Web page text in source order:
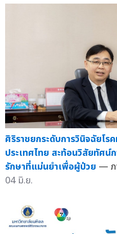
ศิริราชยกระดับการวินิจฉัยโร
ประเทศไทย สะท้อนวิสัยทัศ
รักษาที่แม่นยำเพื่อผู้ป่วย — ภ
04 มิ.ย.